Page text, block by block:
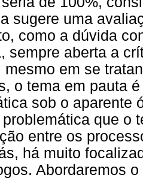
sugere uma
como a dúvida
sempre aberta a
mesmo em se
o tema em pauta
sob o aparente
que o
entre os
há muito
Abordaremos